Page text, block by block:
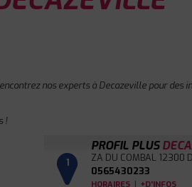
nos experts à Decazeville pour des
!
1
PROFIL PLUS
ZA DU COMBAL 12300
0565430233
HORAIRES | +D'INFOS